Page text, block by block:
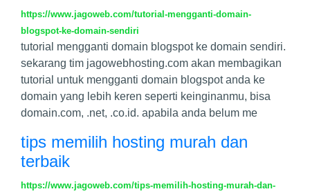
https://www.jagoweb.com/tutorial-mengganti-domain-
blogspot-ke-domain-sendiri
tutorial mengganti domain blogspot ke domain sendiri.
sekarang tim jagowebhosting.com akan membagikan
tutorial untuk mengganti domain blogspot anda ke
domain yang lebih keren seperti keinginanmu, bisa
domain.com, .net, .co.id. apabila anda belum me
tips memilih hosting murah dan
terbaik
https://www.jagoweb.com/tips-memilih-hosting-murah-dan-